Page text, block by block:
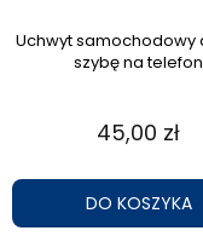
Uchwyt samochodowy
szybę na telefon
45,00 zł
DO KOSZYKA